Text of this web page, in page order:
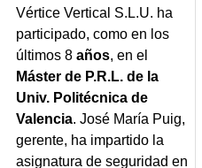
Vértice Vertical S.L.U. ha
participado, como en los
últimos 8 años, en el
Máster de P.R.L. de la
Univ. Politécnica de
Valencia. José María Puig,
gerente, ha impartido la
asignatura de seguridad en